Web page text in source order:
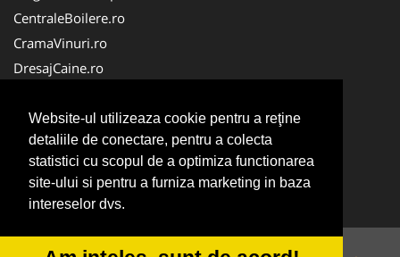
Website-ul utilizeaza cookie pentru a reţine
detaliile de conectare, pentru a colecta
statistici cu scopul de a optimiza functionarea
site-ului si pentru a furniza marketing in baza
intereselor dvs.
CentraleBoilere.ro
CramaVinuri.ro
DresajCaine.ro
Alpinist-Utilitar.com
Birouri-Cadastru.ro
FirmaTractariAuto.ro
Service-Reparatii.com